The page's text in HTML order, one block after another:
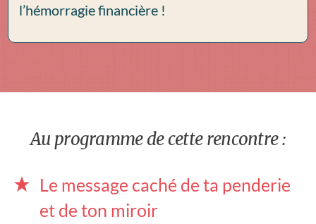
l’hémorragie financière !
Au programme de cette rencontre :
Le message caché de ta penderie
et de ton miroir